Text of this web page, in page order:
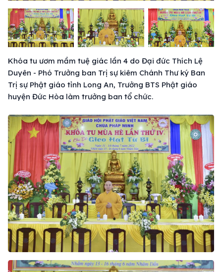
Khóa tu ươm mầm tuệ giác lần 4 do Đại đức Thích Lệ
Duyên - Phó Trưởng ban Trị sự kiêm Chánh Thư ký Ban
Trị sự Phật giáo tỉnh Long An, Trưởng BTS Phật giáo
huyện Đức Hòa làm trưởng ban tổ chức.